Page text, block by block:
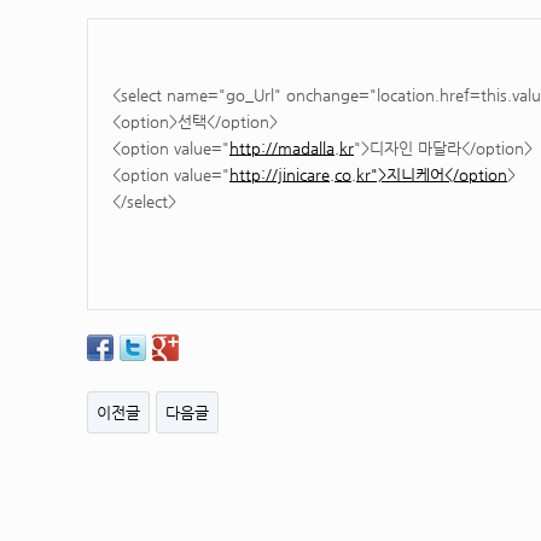
<select name="go_Url"
<option>선택</option>
<option value=" http://madalla.kr">디자인 마달라</option>
<option value=" http://jinicare.co.kr">지니케어</option>
</select>
이전글 다음글